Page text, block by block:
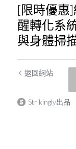
[限時優惠
醒轉化系
與身體掃
返回網站
Strikingly出品